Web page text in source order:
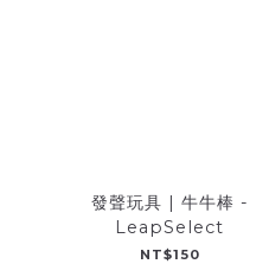
發聲玩具 | 牛牛棒 -
LeapSelect
NT$150